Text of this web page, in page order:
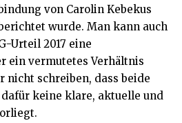
von Carolin Kebekus
wurde. Man kann auch
Urteil 2017 eine
ein vermutetes Verhältnis
nicht schreiben, dass beide
keine klare, aktuelle und